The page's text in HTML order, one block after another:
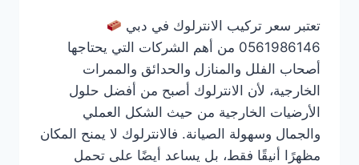
تعتبر سعر تركيب الانترلوك في دبي
0561986146 من أهم الشركات التي يحتاجها
أصحاب الفلل والمنازل والحدائق والممرات
الخارجية، لأن الانترلوك أصبح من أفضل حلول
الأرضيات الخارجية من حيث الشكل العملي
والجمال وسهولة الصيانة. فالانترلوك لا يمنح المكان
مظهرًا أنيقًا فقط، بل يساعد أيضًا على تحمل